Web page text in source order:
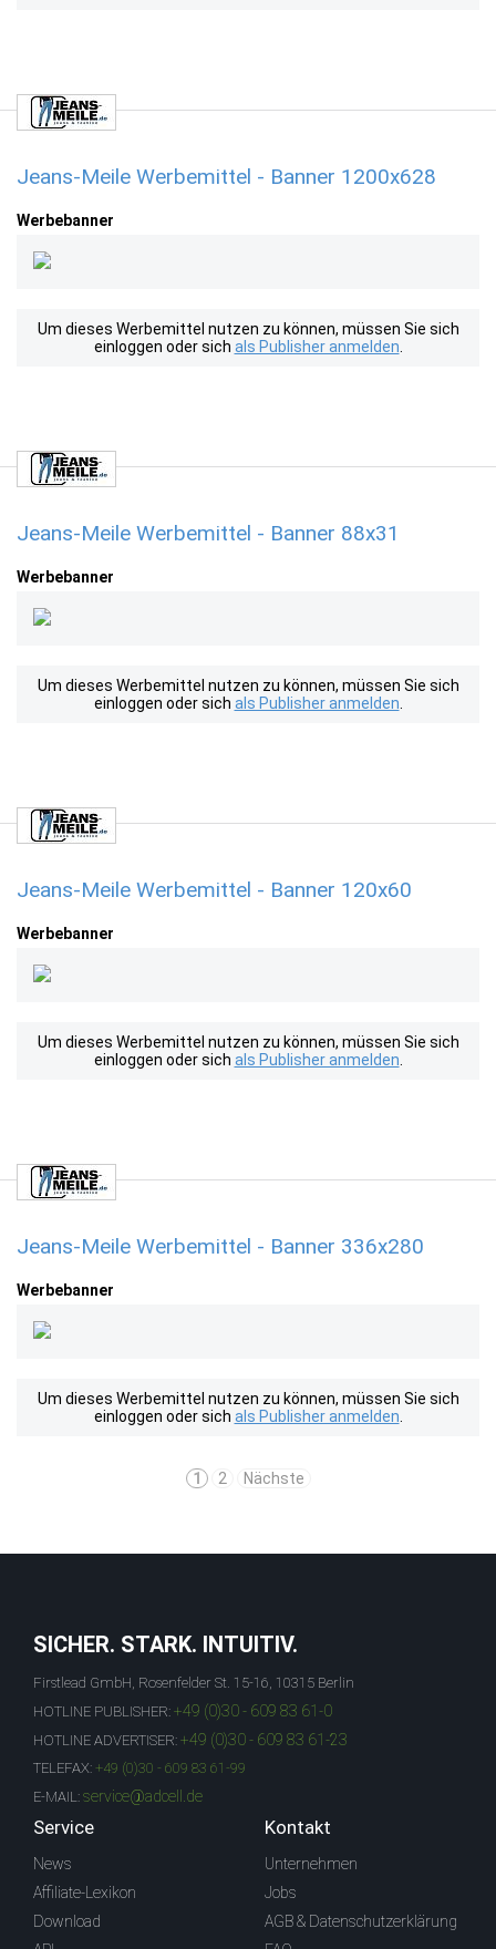
Jeans-Meile Werbemittel - Banner 1200x628
Werbebanner
Um dieses Werbemittel nutzen zu können, müssen Sie sich
einloggen oder sich als Publisher anmelden
Jeans-Meile Werbemittel - Banner 88x31
Werbebanner
Um dieses Werbemittel nutzen zu können, müssen Sie sich
einloggen oder sich als Publisher anmelden
Jeans-Meile Werbemittel - Banner 120x60
Werbebanner
Um dieses Werbemittel nutzen zu können, müssen Sie sich
einloggen oder sich als Publisher anmelden
Jeans-Meile Werbemittel - Banner 336x280
Werbebanner
Um dieses Werbemittel nutzen zu können, müssen Sie sich
einloggen oder sich als Publisher anmelden
1 2 Nächste
SICHER. STARK. INTUITIV.
Firstlead GmbH, Rosenfelder St. 15-16, 10315 Berlin
HOTLINE PUBLISHER: +49 (0)30 - 609 83 61-0
HOTLINE ADVERTISER: +49 (0)30 - 609 83 61-23
TELEFAX: +49 (0)30 - 609 83 61-99
E-MAIL: service@adcell.de
Service
News
Affiliate-Lexikon
Download
Kontakt
Unternehmen
Jobs
AGB & Datenschutzerklärung